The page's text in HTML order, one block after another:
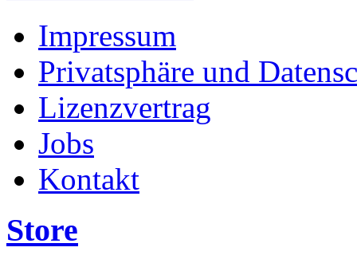
Impressum
Privatsphäre und
Lizenzvertrag
Jobs
Kontakt
Store